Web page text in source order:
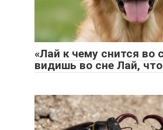
«Лай к чему снится во
видишь во сне Лай, что